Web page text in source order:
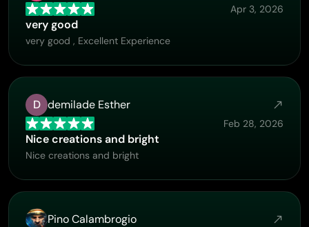
Apr 3, 2026
very good
very good , Excellent Experience
D demilade Esther
Feb 28, 2026
Nice creations and bright
Nice creations and bright
Pino Calambrogio